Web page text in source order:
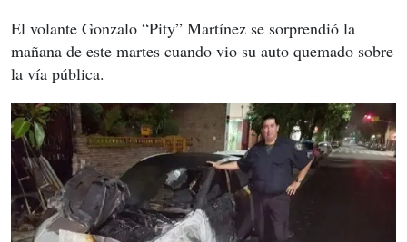
El volante Gonzalo “Pity” Martínez se sorprendió la
mañana de este martes cuando vio su auto quemado sobre
la vía pública.